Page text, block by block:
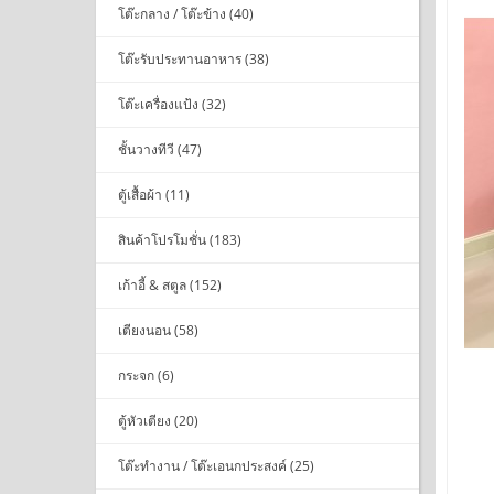
โต๊ะกลาง / โต๊ะข้าง (40)
โต๊ะรับประทานอาหาร (38)
โต๊ะเครื่องแป้ง (32)
ชั้นวางทีวี (47)
ตู้เสื้อผ้า (11)
สินค้าโปรโมชั่น (183)
เก้าอี้ & สตูล (152)
เตียงนอน (58)
กระจก (6)
ตู้หัวเตียง (20)
โต๊ะทำงาน / โต๊ะเอนกประสงค์ (25)